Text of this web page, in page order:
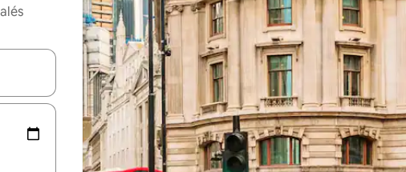
explore-os usando as seta para cima e para baixo do teclado ou tocando e